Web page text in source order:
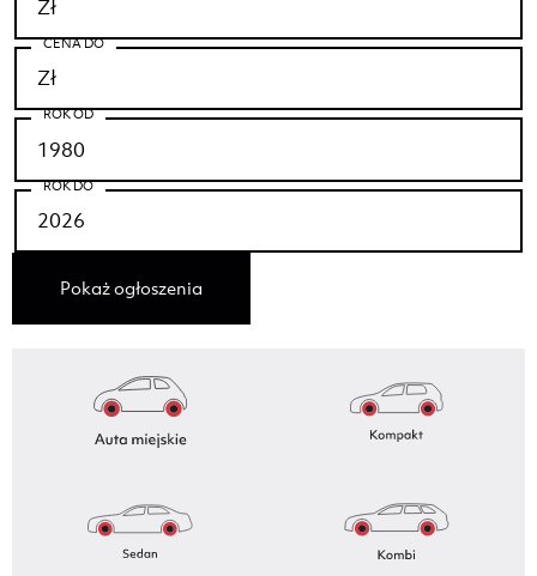
CENA DO
ROK OD
ROK DO
Pokaż ogłoszenia